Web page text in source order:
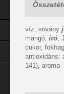
víz, sovány
mangó, író,
cukor,
antioxidáns:
141), aroma